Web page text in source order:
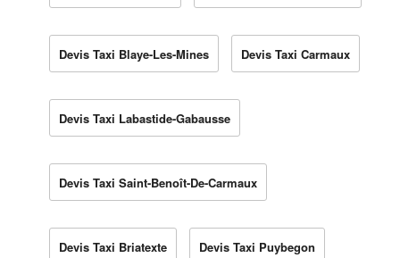
Devis Taxi Blaye-Les-Mines Devis Taxi Carmaux
Devis Taxi Labastide-Gabausse
Devis Taxi Saint-Benoît-De-Carmaux
Devis Taxi Briatexte Devis Taxi Puybegon